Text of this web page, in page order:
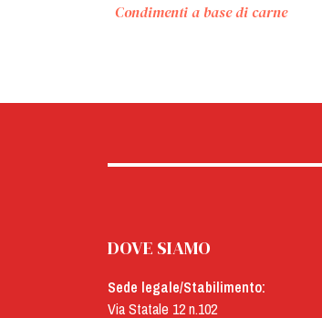
Condimenti a base di carne
DOVE SIAMO
Sede legale/Stabilimento:
Via Statale 12 n.102